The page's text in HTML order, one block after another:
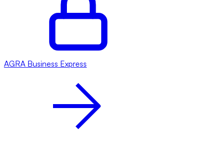
AGRA Business Express